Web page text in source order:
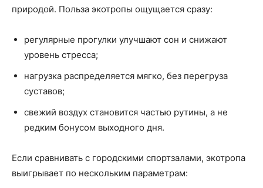
природой. Польза экотропы ощущается сразу:
регулярные прогулки улучшают сон и снижают
уровень стресса;
нагрузка распределяется мягко, без перегруза
суставов;
свежий воздух становится частью рутины, а не
редким бонусом выходного дня.
Если сравнивать с городскими спортзалами, экотропа
выигрывает по нескольким параметрам: